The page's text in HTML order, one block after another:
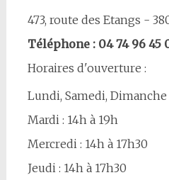
473, route des Etangs -
Téléphone : 04 74 96 45
Horaires d'ouverture :
Lundi, Samedi, Dimanche
Mardi : 14h à 19h
Mercredi : 14h à 17h30
Jeudi : 14h à 17h30